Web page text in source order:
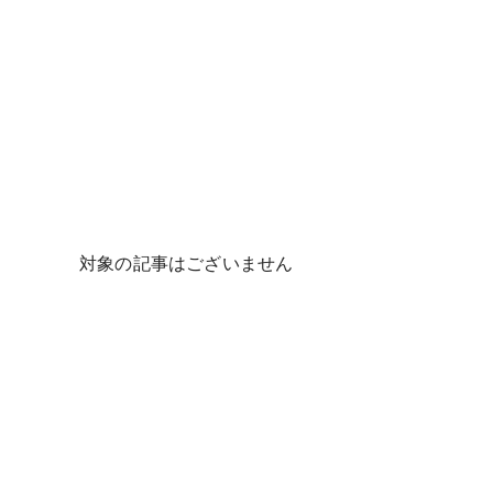
対象の記事はございません